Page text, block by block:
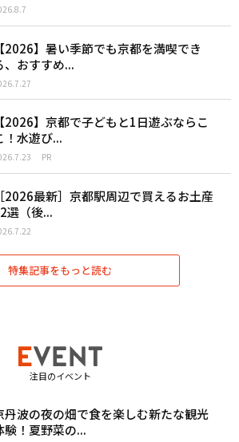
【2026】暑い季節でも京都を満喫でき
、おすすめ...
【2026】京都で子どもと1日遊ぶならこ
！水遊び...
PR
［2026最新］京都駅周辺で買えるお土産
選（後...
特集記事をもっと読む
注目のイベント
丹波の夜の畑で食を楽しむ新たな観光
験！夏野菜の...